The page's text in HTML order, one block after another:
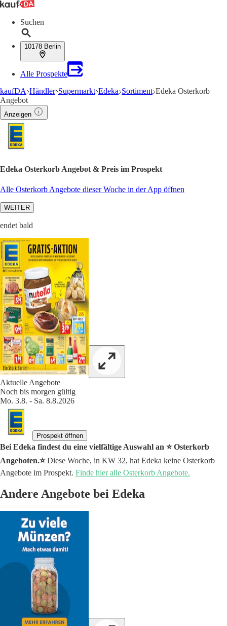
Suchen
10178 Berlin
Alle Prospekte
kaufDA Händler Supermarkt Edeka Sortiment Edeka Osterkorb
Angebot
Anzeigen
Edeka Osterkorb Angebot & Preis im Prospekt
Alle Osterkorb Angebote dieser Woche in der App öffnen
WEITER
endet bald
Aktuelle Angebote
Noch bis morgen gültig
Mo. 3.8. - Sa. 8.8.2026
Prospekt öffnen
Bei Edeka findest du eine vielfältige Auswahl an ⭐️ Osterkorb
Angeboten.⭐️Diese Woche, in KW 32, hat Edeka keine Osterkorb
Angebote im Prospekt. Finde hier alle Osterkorb Angebote.
Andere Angebote bei Edeka